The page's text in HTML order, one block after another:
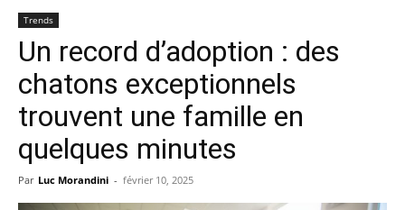
Trends
Un record d’adoption : des
chatons exceptionnels
trouvent une famille en
quelques minutes
Par Luc Morandini - février 10, 2025